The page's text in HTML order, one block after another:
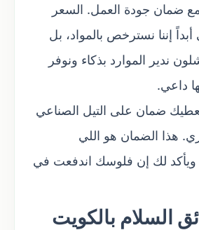
مع ضمان جودة العمل. السعر
إننا نسترخص بالمواد، بل
ندير الموارد بذكاء ونوفر
داعي.
ضمان على التيل الصناعي
هذا الضمان هو اللي
لك إن فلوسك اندفعت في
السلام بالكويت